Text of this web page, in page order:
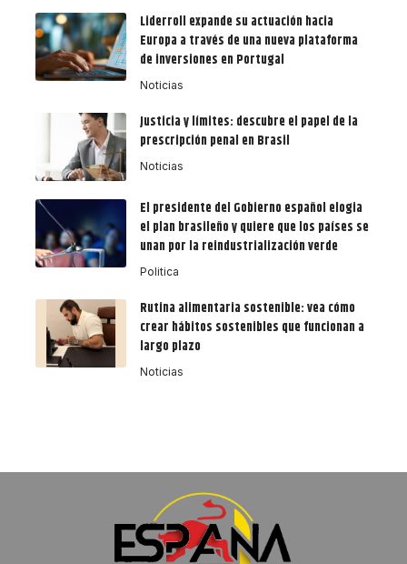
Liderroll expande su actuación hacia
Europa a través de una nueva plataforma
de inversiones en Portugal
Noticias
Justicia y límites: descubre el papel de la
prescripción penal en Brasil
Noticias
El presidente del Gobierno español elogia
el plan brasileño y quiere que los países se
unan por la reindustrialización verde
Politica
Rutina alimentaria sostenible: vea cómo
crear hábitos sostenibles que funcionan a
largo plazo
Noticias